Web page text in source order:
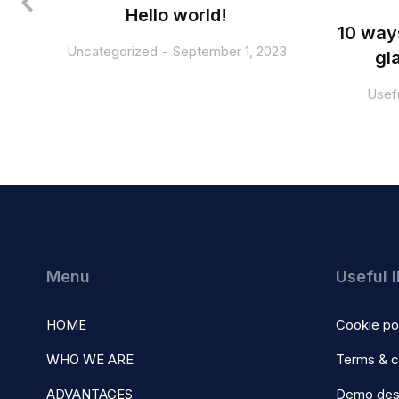
Hello world!
Uncategorized September 1, 2023
10
Menu
HOME
WHO WE ARE
ADVANTAGES
Useful
Cookie
Terms &
Demo